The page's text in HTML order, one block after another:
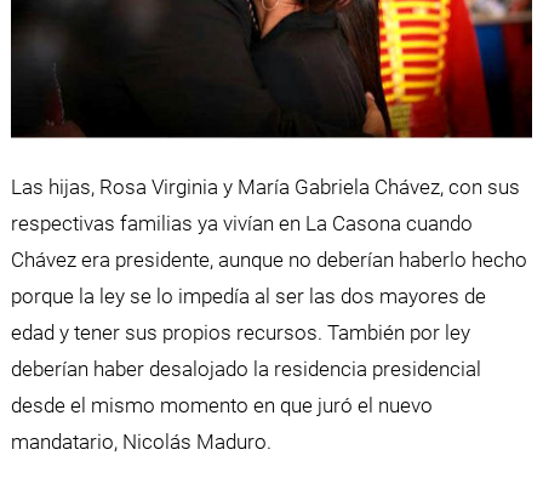
Las hijas, Rosa Virginia y María Gabriela Chávez, con sus
respectivas familias ya vivían en La Casona cuando
Chávez era presidente, aunque no deberían haberlo hecho
porque la ley se lo impedía al ser las dos mayores de
edad y tener sus propios recursos. También por ley
deberían haber desalojado la residencia presidencial
desde el mismo momento en que juró el nuevo
mandatario, Nicolás Maduro.